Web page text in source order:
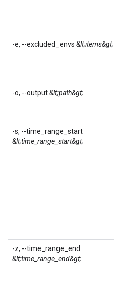
-e, --excluded_envs &lt;items&gt;
-o, --output&lt;path&gt;
-s, --time_range_start
&lt;time_range_start&gt;
-z, --time_range_end
&lt;time_range_end&gt;